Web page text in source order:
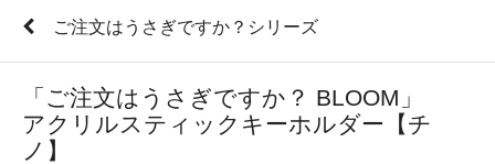
ご注文はうさぎですか？シリーズ
「ご注文はうさぎですか？ BLOOM」
アクリルスティックキーホルダー【チ
ノ】